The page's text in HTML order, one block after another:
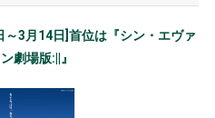
3月14日]首位は『シン・エヴァ
劇場版:||』